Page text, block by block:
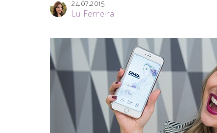
24.07.2015
Lu Ferreira